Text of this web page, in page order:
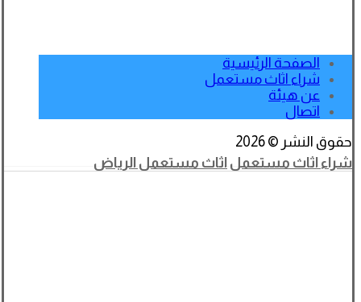
الصفحة الرئيسية
شراء اثاث مستعمل
عن هيئة
اتصال
حقوق النشر © 2026
شراء اثاث مستعمل اثاث مستعمل الرياض